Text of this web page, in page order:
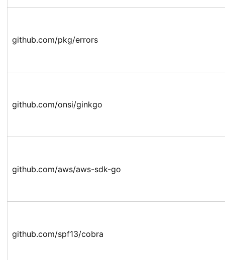
github.com/pkg/errors
github.com/onsi/ginkgo
github.com/aws/aws-sdk-go
github.com/spf13/cobra